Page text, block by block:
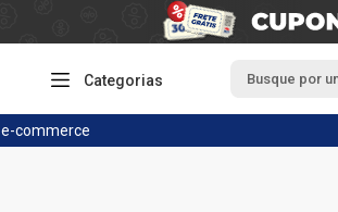
Categorias
e-commerce